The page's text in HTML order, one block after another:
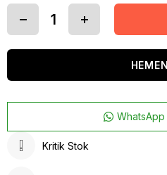
Kritik Stok